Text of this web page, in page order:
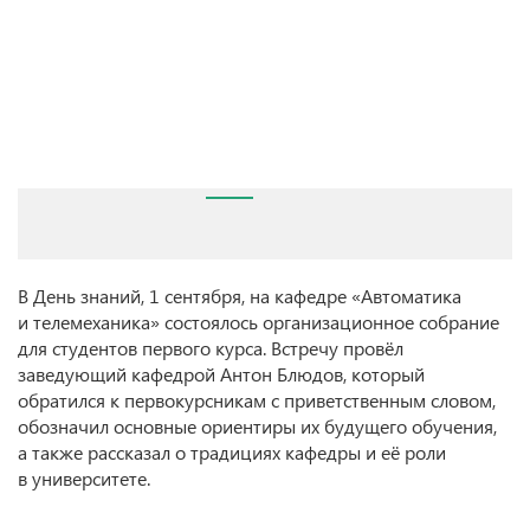
В День знаний, 1 сентября, на кафедре «Автоматика
и телемеханика» состоялось организационное собрание
для студентов первого курса. Встречу провёл
заведующий кафедрой Антон Блюдов, который
обратился к первокурсникам с приветственным словом,
обозначил основные ориентиры их будущего обучения,
а также рассказал о традициях кафедры и её роли
в университете.